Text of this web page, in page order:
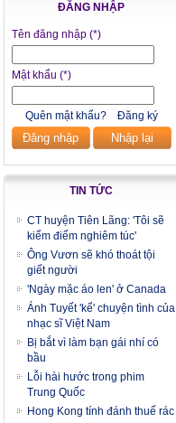
ĐĂNG NHẬP
Tên đăng nhập (*)
Mật khẩu (*)
Quên mật khẩu? Đăng ký
Đăng nhập Nhập lại
TIN TỨC
CT huyện Tiên Lãng: 'Tôi sẽ
kiểm điểm nghiêm túc'
Ông Vươn sẽ khó thoát tội
giết người
'Ngày mặc áo len' ở Canada
Ánh Tuyết 'kể' chuyện tình của
nhạc sĩ Việt Nam
Bị bắt vì làm bạn gái nhí có
bầu
Lỗi hài hước trong phim
Trung Quốc
Hong Kong tính đánh thuế rác